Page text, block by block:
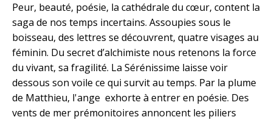
Peur, beauté, poésie, la cathédrale du cœur, content la
saga de nos temps incertains. Assoupies sous le
boisseau, des lettres se découvrent, quatre visages au
féminin. Du secret d’alchimiste nous retenons la force
du vivant, sa fragilité. La Sérénissime laisse voir
dessous son voile ce qui survit au temps. Par la plume
de Matthieu, l'ange exhorte à entrer en poésie. Des
vents de mer prémonitoires annoncent les piliers